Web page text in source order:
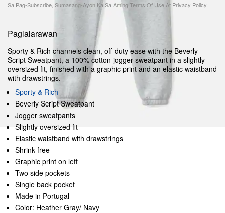
Sa Pag-Subscribe, Sumasang-Ayon Ka Sa AmingTerms Of Use At Privacy Policy
Paglalarawan
Sporty & Rich channels clean, off-duty ease with the Beverly
Script Sweatpant, a 100% cotton jogger sweatpant in a slightly
oversized fit, finished with a graphic print and an elastic waistband
with drawstrings.
Sporty & Rich
Beverly Script Sweatpant
Jogger sweatpants
Slightly oversized fit
Elastic waistband with drawstrings
Shrink-free
Graphic print on left
Two side pockets
Single back pocket
Made in Portugal
Color: Heather Gray/ Navy